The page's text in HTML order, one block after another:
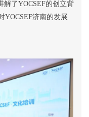
解了YOCSEF的创立背
YOCSEF济南的发展